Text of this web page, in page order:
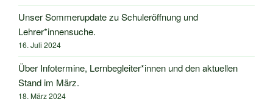
Unser Sommerupdate zu Schuleröffnung und
Lehrer*innensuche.
16. Juli 2024
Über Infotermine, Lernbegleiter*innen und den aktuellen
Stand im März.
18. März 2024